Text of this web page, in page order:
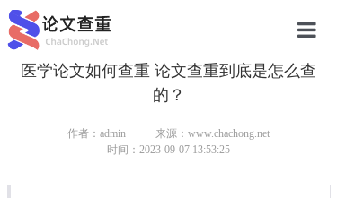
网站首页
本科论文
医学论文如何查重 论文查重到底是怎么查
的？
作者：admin
来源：www.chachong.net
时间：2023-09-07 13:53:25